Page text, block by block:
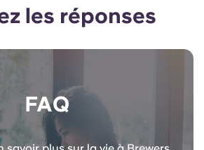
les réponses
FAQ